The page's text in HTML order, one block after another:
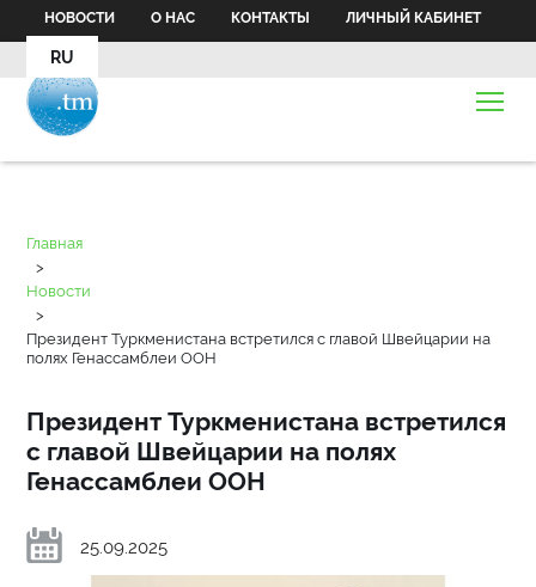
НОВОСТИ О НАС КОНТАКТЫ ЛИЧНЫЙ КАБИНЕТ
RU
Главная
>
Новости
>
Президент Туркменистана встретился с главой Швейцарии на
полях Генассамблеи ООН
Президент Туркменистана встретился
с главой Швейцарии на полях
Генассамблеи ООН
25.09.2025